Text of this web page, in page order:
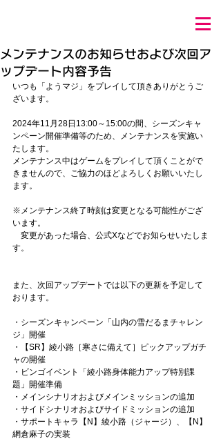
メンテナンスのお知らせおよび次回ア
ップデート内容予告
いつも「ようマジ」をプレイして頂きありがとうご
ざいます。
2024年11月28日13:00～15:00の間、シーズンキャ
ンペーン開催準備等のため、メンテナンスを実施い
たします。
メンテナンス中はゲームをプレイして頂くことがで
きませんので、ご協力のほどよろしくお願いいたし
ます。
※メンテナンス終了時刻は変更となる可能性がござ
います。
変更があった場合、公式Xなどでお知らせいたしま
す。
また、次回アップデートでは以下の更新を予定して
おります。
・シーズンキャンペーン「山内の雪だるまチャレン
ジ」開催
・【SR】綾小路［寒さに備えて］ピックアップガチ
ャの開催
・ビンゴイベント「綾小路身体能力アップ特別課
題」開催準備
・メインシナリオおよびメインミッションの追加
・サイドシナリオおよびサイドミッションの追加
・サポートキャラ【N】綾小路（ジャージ）、【N】
網倉麻子の実装